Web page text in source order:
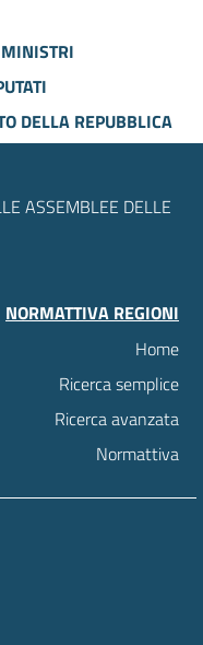
DELLA REPUBBLICA
ASSEMBLEE DELLE
NORMATTIVA REGIONI
Home
Ricerca semplice
Ricerca avanzata
Normattiva